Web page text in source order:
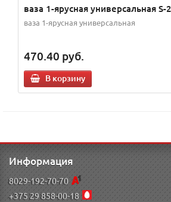
ваза 1-ярусная универсальная S-
ваза 1-ярусная универсальная
470.40 руб.
В корзину
Информация
8029-192-70-70
+375 29 858-00-18